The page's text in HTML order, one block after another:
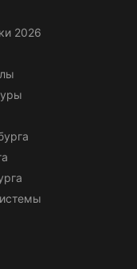
2026